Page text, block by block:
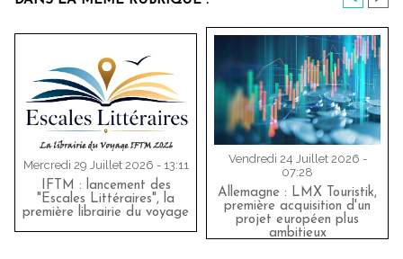
Mercredi 29 Juillet 2026 - 13:11
IFTM : lancement des
"Escales Littéraires", la
première librairie du voyage
Vendredi 24 Juillet 2026 -
07:28
Allemagne : LMX Touristik,
première acquisition d'un
projet européen plus
ambitieux